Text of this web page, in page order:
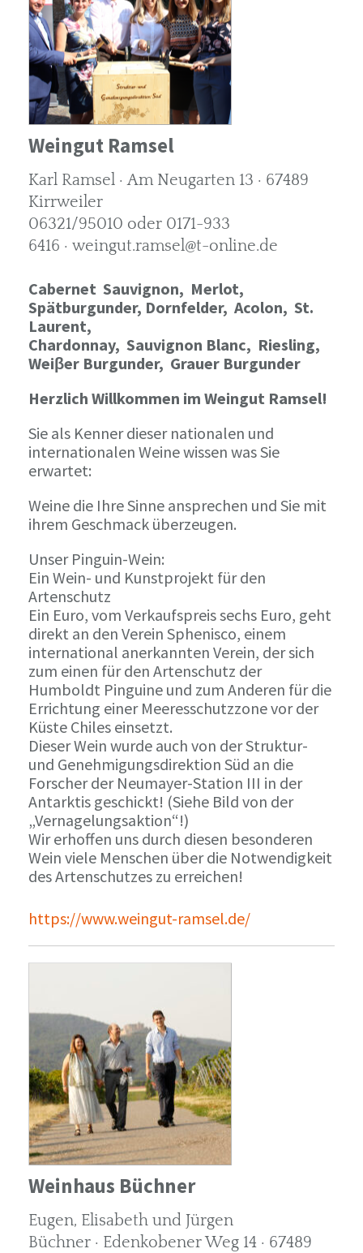
Weingut Ramsel
Karl Ramsel · Am Neugarten 13 · 67489
Kirrweiler
06321/95010 oder 0171-933
6416 · weingut.ramsel@t-online.de
Cabernet Sauvignon, Merlot,
Spätburgunder, Dornfelder, Acolon, St.
Laurent,
Chardonnay, Sauvignon Blanc, Riesling,
Weiβer Burgunder, Grauer Burgunder
Herzlich Willkommen im Weingut Ramsel!
Sie als Kenner dieser nationalen und
internationalen Weine wissen was Sie
erwartet:
Weine die Ihre Sinne ansprechen und Sie mit
ihrem Geschmack überzeugen.
Unser Pinguin-Wein:
Ein Wein- und Kunstprojekt für den
Artenschutz
Ein Euro, vom Verkaufspreis sechs Euro, geht
direkt an den Verein Sphenisco, einem
international anerkannten Verein, der sich
zum einen für den Artenschutz der
Humboldt Pinguine und zum Anderen für die
Errichtung einer Meeresschutzzone vor der
Küste Chiles einsetzt.
Dieser Wein wurde auch von der Struktur-
und Genehmigungsdirektion Süd an die
Forscher der Neumayer-Station III in der
Antarktis geschickt! (Siehe Bild von der
„Vernagelungsaktion“!)
Wir erhoffen uns durch diesen besonderen
Wein viele Menschen über die Notwendigkeit
des Artenschutzes zu erreichen!
https://www.weingut-ramsel.de/
Weinhaus Büchner
Eugen, Elisabeth und Jürgen
Büchner · Edenkobener Weg 14 · 67489